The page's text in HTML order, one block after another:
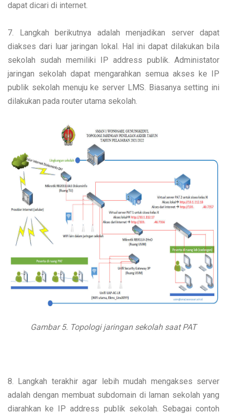
dapat dicari di internet.
7. Langkah berikutnya adalah menjadikan server dapat
diakses dari luar jaringan lokal. Hal ini dapat dilakukan bila
sekolah sudah memiliki IP address publik. Administator
jaringan sekolah dapat mengarahkan semua akses ke IP
publik sekolah menuju ke server LMS. Biasanya setting ini
dilakukan pada router utama sekolah.
Gambar 5. Topologi jaringan sekolah saat PAT
8. Langkah terakhir agar lebih mudah mengakses server
adalah dengan membuat subdomain di laman sekolah yang
diarahkan ke IP address publik sekolah. Sebagai contoh